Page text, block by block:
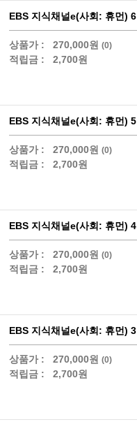
EBS 지식채널e(사회: 휴먼) 6
상품가 : 270,000원 (0)
적립금 : 2,700원
EBS 지식채널e(사회: 휴먼) 5
상품가 : 270,000원 (0)
적립금 : 2,700원
EBS 지식채널e(사회: 휴먼) 4
상품가 : 270,000원 (0)
적립금 : 2,700원
EBS 지식채널e(사회: 휴먼) 3
상품가 : 270,000원 (0)
적립금 : 2,700원